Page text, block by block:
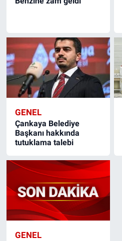
GENEL
Çankaya Belediye
Başkanı hakkında
tutuklama talebi
GENEL